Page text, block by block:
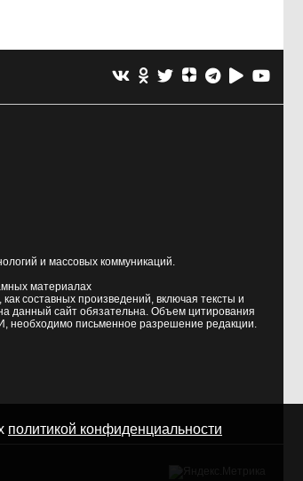
и массовых коммуникаций.
материалах
составных произведений, включая тексты и
данный сайт обязательна. Объем цитирования
необходимо письменное разрешение редакции.
политикой конфиденциальности